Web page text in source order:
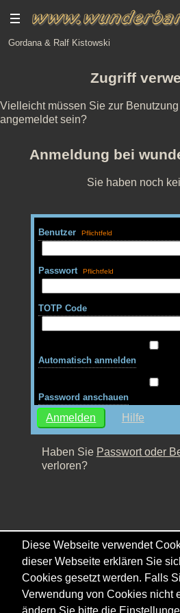
Gordana & Ralf Kistowski
Zugriff
Vielleicht müssen Sie zur
angemeldet sein?
Anmeldung bei
Sie haben noch
Benutzer
Passwort
TOTP Code
Automatisch anmelden
Password anschauen
Hilfe
Haben Sie Passwort oder
verloren?
Diese Webseite verwendet
dieser Webseite erklären Sie
Cookies gesetzt werden. Falls
Verwendung von Cookies nicht
ändern Sie bitte die